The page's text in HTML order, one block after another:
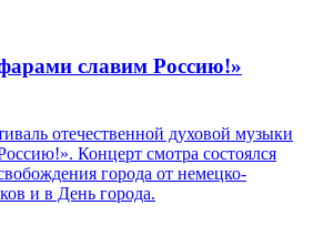
славим Россию!»
отечественной духовой музыки
Концерт смотра состоялся
города от немецко-
и в День города.